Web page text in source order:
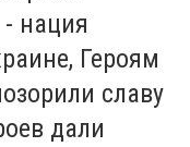
нация
Героям
славу
дали